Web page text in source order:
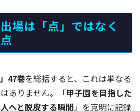
場は「点」ではなく
47巻を総括すると、これは単なる
ありません。「甲子園を目指した
へと脱皮する瞬間」を克明に記録